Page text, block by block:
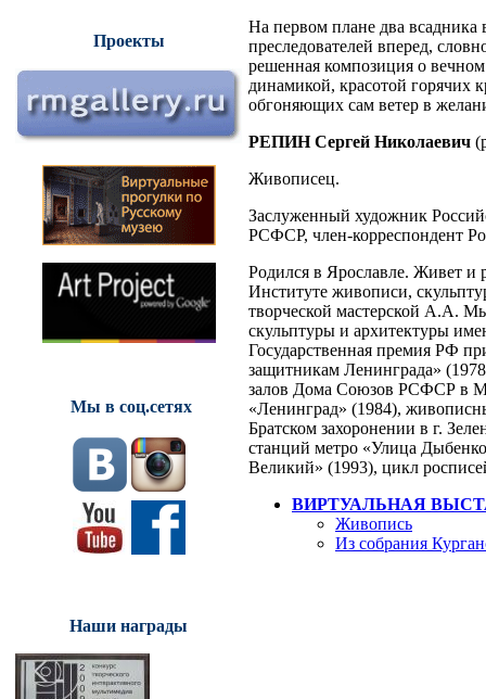
Проекты
Мы в соц.сетях
Наши награды
На первом плане два всадника
преследователей вперед,
решенная композиция о
динамикой, красотой горячих
обгоняющих сам ветер в
РЕПИН Сергей Николаевич
Живописец.
Заслуженный художник
РСФСР, член-корреспондент
Родился в Ярославле. Живет и
Институте живописи,
творческой мастерской А.А.
скульптуры и архитектуры
Государственная премия РФ
защитникам Ленинграда»
залов Дома Союзов РСФСР в
«Ленинград» (1984),
Братском захоронении в г.
станций метро «Улица
Великий» (1993), цикл
ВИРТУАЛЬНАЯ
Живопись
Из собрания